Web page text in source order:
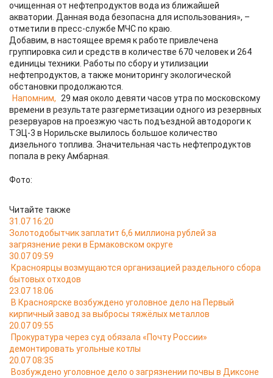
очищенная от нефтепродуктов вода из ближайшей
акватории. Данная вода безопасна для использования», –
отметили в пресс-службе МЧС по краю.
Добавим, в настоящее время к работе привлечена
группировка сил и средств в количестве 670 человек и 264
единицы техники. Работы по сбору и утилизации
нефтепродуктов, а также мониторингу экологической
обстановки продолжаются.
Напомним,
29 мая около девяти часов утра по московскому
времени в результате разгерметизации одного из резервных
резервуаров на проезжую часть подъездной автодороги к
ТЭЦ-3 в Норильске вылилось большое количество
дизельного топлива. Значительная часть нефтепродуктов
попала в реку Амбарная.
Фото:
Читайте также
31.07 16:20
Золотодобытчик заплатит 6,6 миллиона рублей за
загрязнение реки в Ермаковском округе
30.07 09:59
Красноярцы возмущаются организацией раздельного сбора
бытовых отходов
23.07 18:06
В Красноярске возбуждено уголовное дело на Первый
кирпичный завод за выбросы тяжёлых металлов
20.07 09:55
Прокуратура через суд обязала «Почту России»
демонтировать угольные котлы
20.07 08:35
Возбуждено уголовное дело о загрязнении почвы в Диксоне